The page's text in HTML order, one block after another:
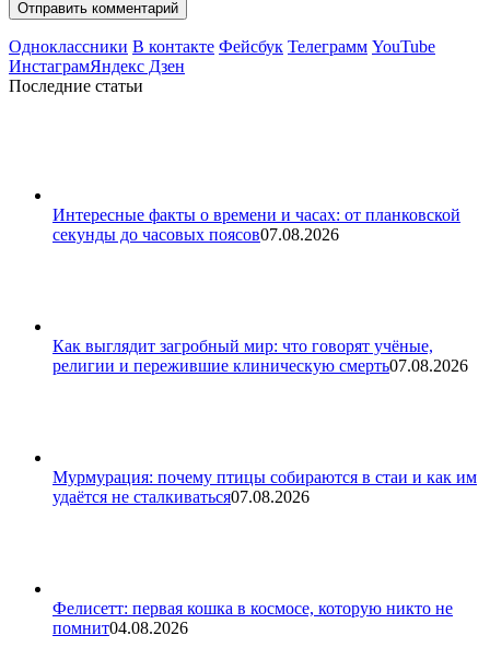
Одноклассники В контакте Фейсбук Телеграмм YouTube
ИнстаграмЯндекс Дзен
Последние статьи
Интересные факты о времени и часах: от планковской
секунды до часовых поясов07.08.2026
Как выглядит загробный мир: что говорят учёные,
религии и пережившие клиническую смерть07.08.2026
Мурмурация: почему птицы собираются в стаи и как им
удаётся не сталкиваться07.08.2026
Фелисетт: первая кошка в космосе, которую никто не
помнит04.08.2026